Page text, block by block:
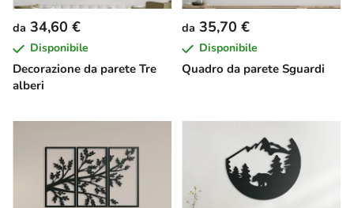
Decorazione da parete Tre
alberi
da 34,60 €
Disponibile
Quadro da parete Sguardi
da 35,70 €
Disponibile